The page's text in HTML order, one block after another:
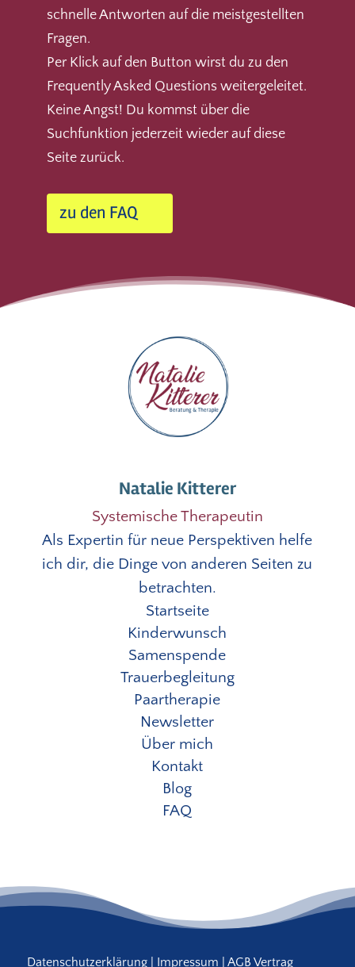
schnelle Antworten auf die meistgestellten
Fragen.
Per Klick auf den Button wirst du zu den
Frequently Asked Questions weitergeleitet.
Keine Angst! Du kommst über die
Suchfunktion jederzeit wieder auf diese
Seite zurück.
zu den FAQ
Natalie Kitterer
Systemische Therapeutin
Als Expertin für neue Perspektiven helfe
ich dir, die Dinge von anderen Seiten zu
betrachten.
Startseite
Kinderwunsch
Samenspende
Trauerbegleitung
Paartherapie
Newsletter
Über mich
Kontakt
Blog
FAQ
Datenschutzerklärung| Impressum AGB Vertrag